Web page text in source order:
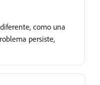
como una
persiste,